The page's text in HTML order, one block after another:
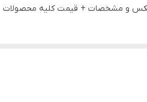
و مشخصات + قیمت کلیه محصولات